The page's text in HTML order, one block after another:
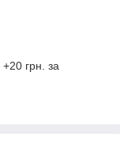
грн. за